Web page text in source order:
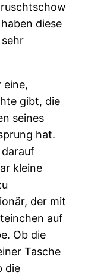
diese
eine,
gibt, die
seines
hat.
kleine
der mit
auf
Ob die
Tasche
die